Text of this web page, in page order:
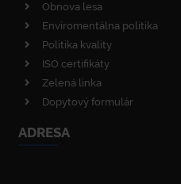
Obnova lesa
Enviromentálna politika
Politika kvality
ISO certifikáty
Zelená linka
Dopytový formulár
ADRESA